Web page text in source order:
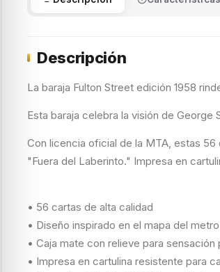
Descripción
La baraja Fulton Street edición 1958
Esta baraja celebra la visión de
Con licencia oficial de la MTA, estas
"Fuera del Laberinto." Impresa en
• 56 cartas de alta calidad
• Diseño inspirado en el mapa del
• Caja mate con relieve para sensación
• Impresa en cartulina resistente para